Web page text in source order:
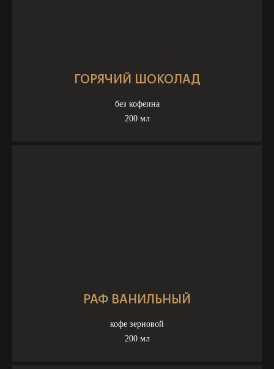
ГОРЯЧИЙ ШОКОЛАД
без кофеина
200 мл
РАФ ВАНИЛЬНЫЙ
кофе зерновой
200 мл